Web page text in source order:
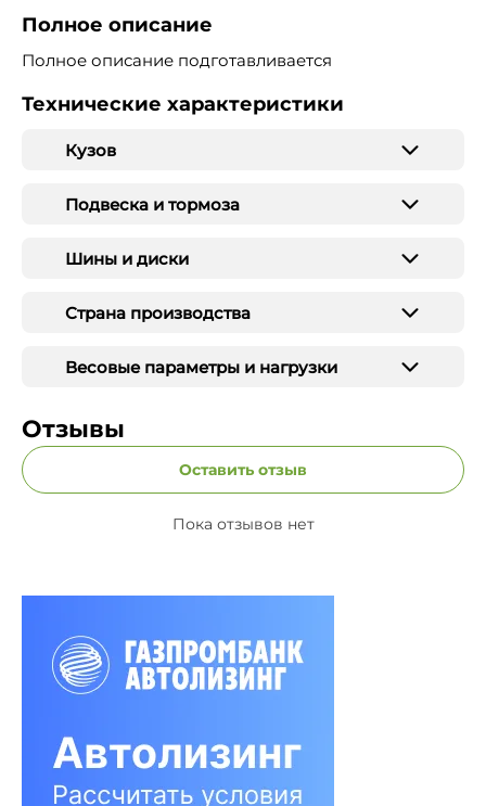
Полное описание
Полное описание подготавливается
Технические характеристики
Кузов
Подвеска и тормоза
Шины и диски
Страна производства
Весовые параметры и нагрузки
Отзывы
Оставить отзыв
Пока отзывов нет